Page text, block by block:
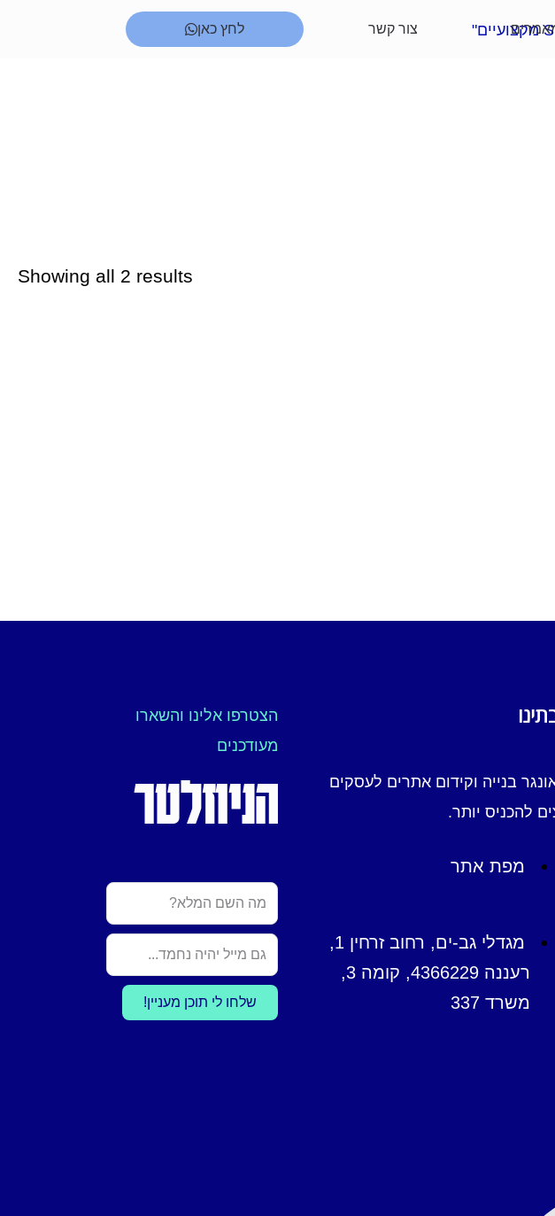
צור קשר לחץ כאן
Showing all 2 results
בנייה וקידום אתרים לעסקים
להכניס יותר.
מפת אתר
מגדלי גב-ים, רחוב זרחין 1,
רעננה 4366229, קומה 3,
משרד 337
הצטרפו אלינו והשארו
מעודכנים
הניוזלטר
שלחו לי תוכן מעניין!